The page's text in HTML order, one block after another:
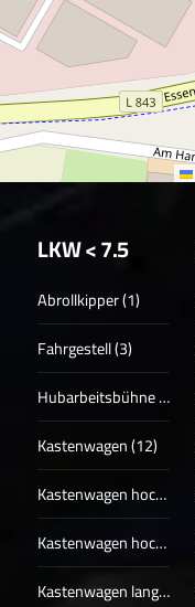
LKW < 7.5
Abrollkipper (1)
Fahrgestell (3)
Hubarbeitsbühne (3)
Kastenwagen (12)
Kastenwagen hoch (17)
Kastenwagen hoch + lang (13)
Kastenwagen lang (4)